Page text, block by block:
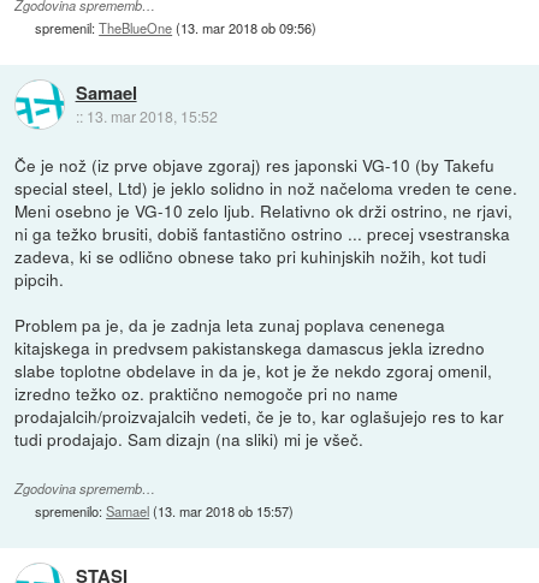
Zgodovina sprememb…
spremenil:TheBlueOne(13. mar 2018 ob 09:56)
Samael
:: 13. mar 2018, 15:52
Če je nož (iz prve objave zgoraj) res japonski VG-10 (by Takefu
special steel, Ltd) je jeklo solidno in nož načeloma vreden te cene.
Meni osebno je VG-10 zelo ljub. Relativno ok drži ostrino, ne rjavi,
ni ga težko brusiti, dobiš fantastično ostrino ... precej vsestranska
zadeva, ki se odlično obnese tako pri kuhinjskih nožih, kot tudi
pipcih.
Problem pa je, da je zadnja leta zunaj poplava cenenega
kitajskega in predvsem pakistanskega damascus jekla izredno
slabe toplotne obdelave in da je, kot je že nekdo zgoraj omenil,
izredno težko oz. praktično nemogoče pri no name
prodajalcih/proizvajalcih vedeti, če je to, kar oglašujejo res to kar
tudi prodajajo. Sam dizajn (na sliki) mi je všeč.
Zgodovina sprememb…
spremenilo:Samael(13. mar 2018 ob 15:57)
STASI